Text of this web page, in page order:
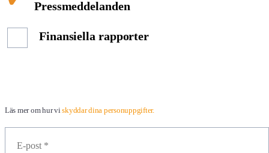
Pressmeddelanden
Finansiella rapporter
Läs mer om hur viskyddar dina personuppgifter.